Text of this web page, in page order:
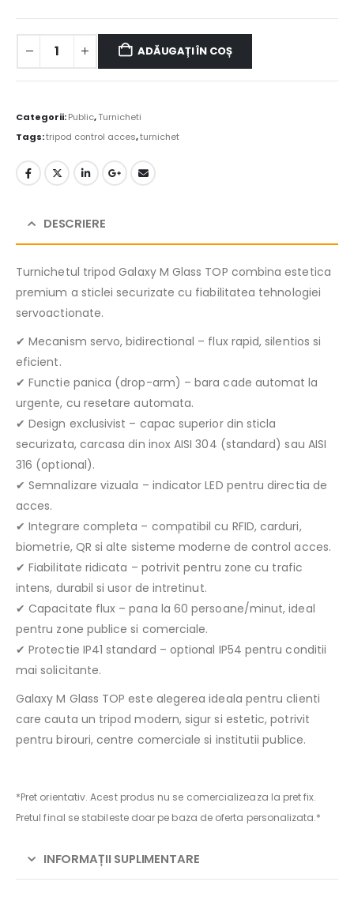
ADĂUGAȚI ÎN COȘ
Alternative:
Categorii:Public,Turnicheti
Tags:tripod control acces,turnichet
DESCRIERE
Turnichetul tripod Galaxy M Glass TOP combina estetica
premium a sticlei securizate cu fiabilitatea tehnologiei
servoactionate.
✔ Mecanism servo, bidirectional – flux rapid, silentios si
eficient.
✔ Functie panica (drop-arm) – bara cade automat la
urgente, cu resetare automata.
✔ Design exclusivist – capac superior din sticla
securizata, carcasa din inox AISI 304 (standard) sau AISI
316 (optional).
✔ Semnalizare vizuala – indicator LED pentru directia de
acces.
✔ Integrare completa – compatibil cu RFID, carduri,
biometrie, QR si alte sisteme moderne de control acces.
✔ Fiabilitate ridicata – potrivit pentru zone cu trafic
intens, durabil si usor de intretinut.
✔ Capacitate flux – pana la 60 persoane/minut, ideal
pentru zone publice si comerciale.
✔ Protectie IP41 standard – optional IP54 pentru conditii
mai solicitante.
Galaxy M Glass TOP este alegerea ideala pentru clienti
care cauta un tripod modern, sigur si estetic, potrivit
pentru birouri, centre comerciale si institutii publice.
*Pret orientativ. Acest produs nu se comercializeaza la pret fix.
Pretul final se stabileste doar pe baza de oferta personalizata.*
INFORMAȚII SUPLIMENTARE